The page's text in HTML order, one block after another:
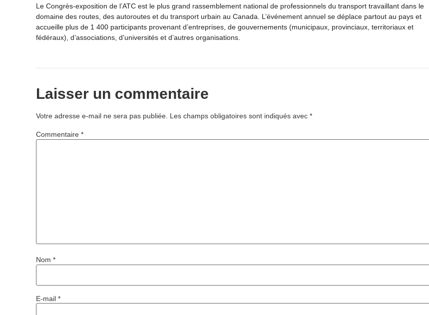
Le Congrès-exposition de l’ATC est le plus grand rassemblement national de professionnels du transport travaillant dans le
domaine des routes, des autoroutes et du transport urbain au Canada. L’événement annuel se déplace partout au pays et
accueille plus de 1 400 participants provenant d’entreprises, de gouvernements (municipaux, provinciaux, territoriaux et
fédéraux), d’associations, d’universités et d’autres organisations.
Laisser un commentaire
Votre adresse e-mail ne sera pas publiée. Les champs obligatoires sont indiqués avec *
Commentaire *
Nom *
E-mail *